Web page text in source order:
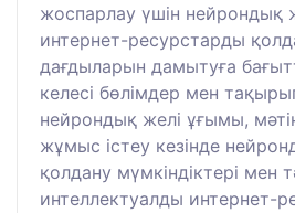
жоспарлау үшін нейрондық
интернет-ресурстарды
дағдыларын дамытуға
келесі бөлімдер мен
нейрондық желі ұғымы,
жұмыс істеу кезінде
қолдану мүмкіндіктері мен
интеллектуалды интернет-